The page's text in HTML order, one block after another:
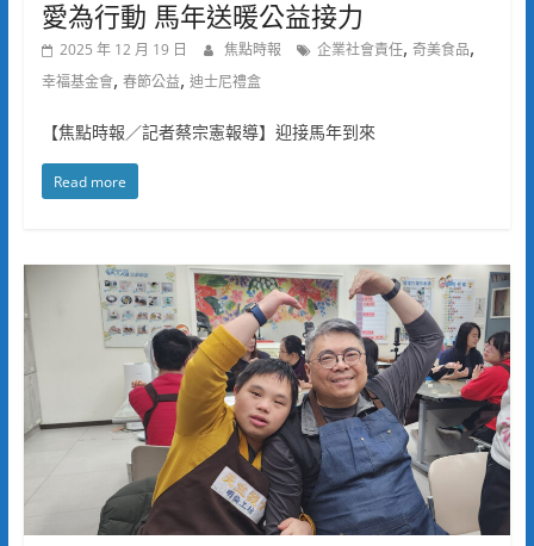
愛為行動 馬年送暖公益接力
2025 年 12 月 19 日 焦點時報 企業社會責任, 奇美食品,
幸福基金會, 春節公益, 迪士尼禮盒
【焦點時報／記者蔡宗憲報導】迎接馬年到來
Read more